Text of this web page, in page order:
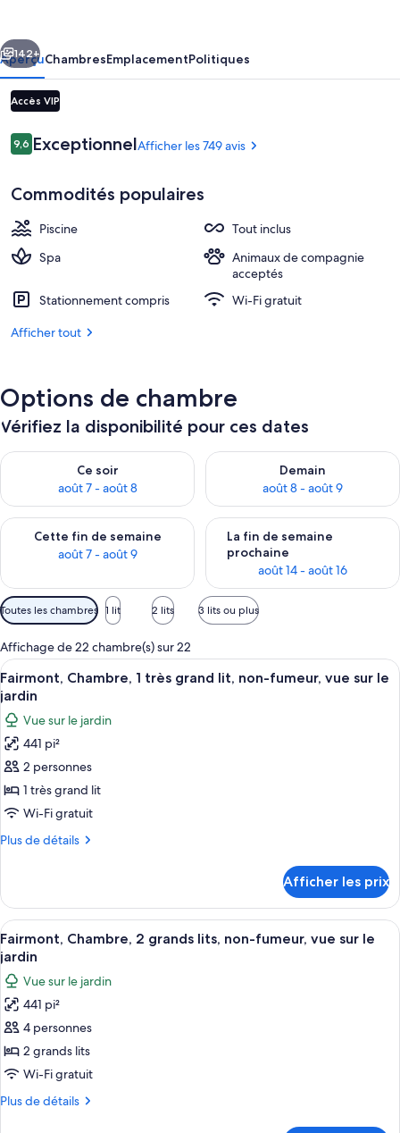
Maya
-
All
Inclusive
Suite Prestige, 1 très grand lit, non-
Suivant
142+
AperçuChambresEmplacementPolitiques
Accès VIP
Avis
9,69,6 sur 10 –
ExceptionnelAfficher les 749 avis
Commodités populaires
Piscine
Tout inclus
Spa
Animaux de compagnie
acceptés
Stationnement compris
Wi-Fi gratuit
Afficher tout
Options de chambre
Vérifiez la disponibilité pour ces dates
Ce soir
août 7 - août 8
Vérifier la disponibilité pour ce soir août 7 - août 8
Demain
août 8 - août 9
Vérifier la disponibilité pour
Cette fin de semaine
août 7 - août 9
Vérifier la disponibilité pour cette fin de semaine août 7 -
La fin de semaine
prochaine
août 14 - août 16
Vérifier la disponibilité pour
Filtres
disponibles
pour
les
chambres
Toutes les chambres 1 lit 2 lits 3 lits ou plus
Affichage de 22 chambre(s) sur 22
Afficher
toutes
les
photos
pour
ce
type
de
chambre :
1
très
grand
lit,
non-
fumeur,
vue
sur
le
jardin
Une chambre d’hôtel avec un
5
Fairmont, Chambre, 1 très grand lit, non-fumeur, vue sur le
jardin
Vue sur le jardin
441 pi²
2 personnes
1 très grand lit
Wi-Fi gratuit
Plus de détails
Plus
Fairmont,
Chambre,
1
très
grand
lit,
non-
fumeur,
vue
sur
jardin
Afficher les prix
Afficher
toutes
les
photos
pour
ce
type
de
chambre :
Une chambre d’hôtel avec deux
6
Fairmont, Chambre, 2 grands lits, non-fumeur, vue sur le
jardin
Vue sur le jardin
441 pi²
4 personnes
2 grands lits
Wi-Fi gratuit
Plus de détails
Plus